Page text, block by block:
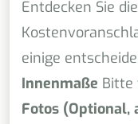
Entdecken Sie
einige
Innenmaße Bitte
Fotos